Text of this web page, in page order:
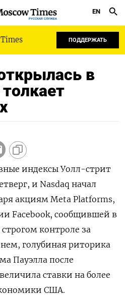
РУССКАЯ СЛУЖБА
EN
ПОДДЕРЖАТЬ
в
индексы Уолл-стрит
и Nasdaq начал
акциям Meta Platforms,
Facebook, сообщившей в
контроле за
голубиная риторика
Пауэлла после
ставки на более
США.